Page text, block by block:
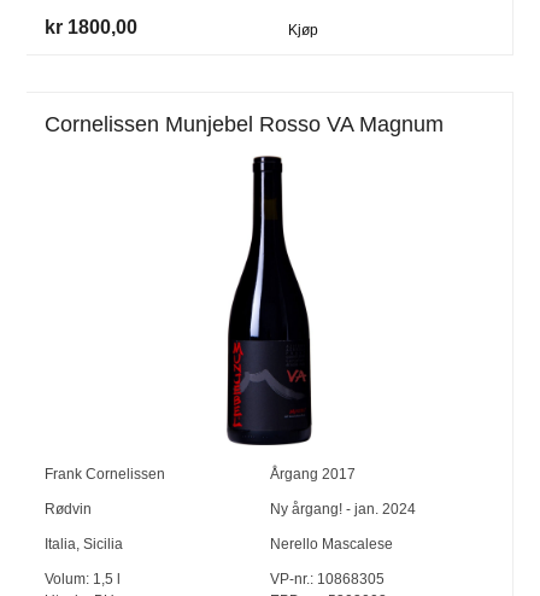
kr 1800,00 Kjøp
Cornelissen Munjebel Rosso VA Magnum
Frank Cornelissen Årgang 2017
Rødvin Ny årgang! - jan. 2024
Italia,Sicilia Nerello Mascalese
Volum: 1,5 VP-nr.:10868305